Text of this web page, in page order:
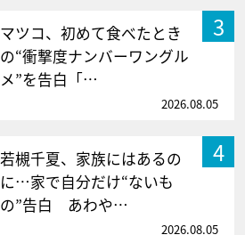
3
マツコ、初めて食べたとき
の“衝撃度ナンバーワングル
メ”を告白「…
2026.08.05
4
若槻千夏、家族にはあるの
に…家で自分だけ“ないも
の”告白 あわや…
2026.08.05